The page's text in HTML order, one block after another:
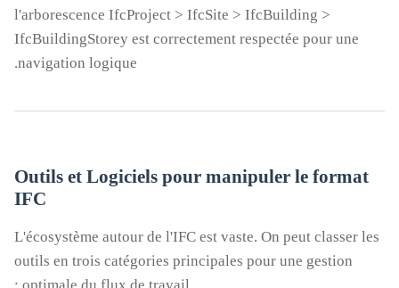
l'arborescence IfcProject > IfcSite > IfcBuilding >
IfcBuildingStorey est correctement respectée pour une
navigation logique.
Outils et Logiciels pour manipuler le format
IFC
L'écosystème autour de l'IFC est vaste. On peut classer les
outils en trois catégories principales pour une gestion